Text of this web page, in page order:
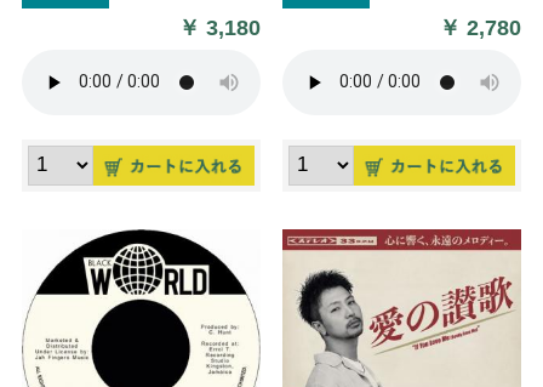
￥3,180 ￥2,780